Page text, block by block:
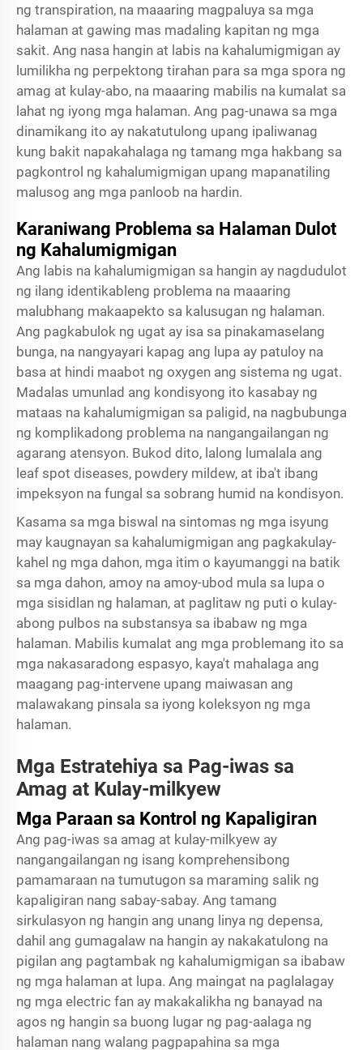
ng transpiration, na maaaring magpaluya sa mga
halaman at gawing mas madaling kapitan ng mga
sakit. Ang nasa hangin at labis na kahalumigmigan ay
lumilikha ng perpektong tirahan para sa mga spora ng
amag at kulay-abo, na maaaring mabilis na kumalat sa
lahat ng iyong mga halaman. Ang pag-unawa sa mga
dinamikang ito ay nakatutulong upang ipaliwanag
kung bakit napakahalaga ng tamang mga hakbang sa
pagkontrol ng kahalumigmigan upang mapanatiling
malusog ang mga panloob na hardin.
Karaniwang Problema sa Halaman Dulot
ng Kahalumigmigan
Ang labis na kahalumigmigan sa hangin ay nagdudulot
ng ilang identikableng problema na maaaring
malubhang makaapekto sa kalusugan ng halaman.
Ang pagkabulok ng ugat ay isa sa pinakamaselang
bunga, na nangyayari kapag ang lupa ay patuloy na
basa at hindi maabot ng oxygen ang sistema ng ugat.
Madalas umunlad ang kondisyong ito kasabay ng
mataas na kahalumigmigan sa paligid, na nagbubunga
ng komplikadong problema na nangangailangan ng
agarang atensyon. Bukod dito, lalong lumalala ang
leaf spot diseases, powdery mildew, at iba't ibang
impeksyon na fungal sa sobrang humid na kondisyon.
Kasama sa mga biswal na sintomas ng mga isyung
may kaugnayan sa kahalumigmigan ang pagkakulay-
kahel ng mga dahon, mga itim o kayumanggi na batik
sa mga dahon, amoy na amoy-ubod mula sa lupa o
mga sisidlan ng halaman, at paglitaw ng puti o kulay-
abong pulbos na substansya sa ibabaw ng mga
halaman. Mabilis kumalat ang mga problemang ito sa
mga nakasaradong espasyo, kaya't mahalaga ang
maagang pag-intervene upang maiwasan ang
malawakang pinsala sa iyong koleksyon ng mga
halaman.
Mga Estratehiya sa Pag-iwas sa
Amag at Kulay-milkyew
Mga Paraan sa Kontrol ng Kapaligiran
Ang pag-iwas sa amag at kulay-milkyew ay
nangangailangan ng isang komprehensibong
pamamaraan na tumutugon sa maraming salik ng
kapaligiran nang sabay-sabay. Ang tamang
sirkulasyon ng hangin ang unang linya ng depensa,
dahil ang gumagalaw na hangin ay nakakatulong na
pigilan ang pagtambak ng kahalumigmigan sa ibabaw
ng mga halaman at lupa. Ang maingat na paglalagay
ng mga electric fan ay makakalikha ng banayad na
agos ng hangin sa buong lugar ng pag-aalaga ng
halaman nang walang pagpapahina sa mga